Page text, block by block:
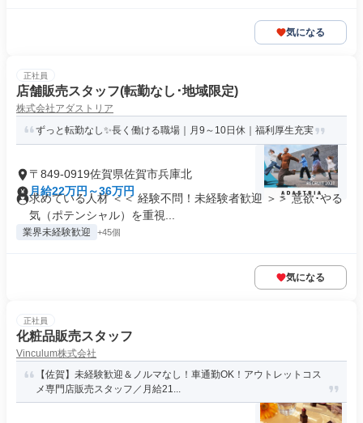
気になる
正社員
店舗販売スタッフ(転勤なし･地域限定)
株式会社アダストリア
ずっと転勤なし✨長く働ける職場｜月9～10日休｜福利厚生充実
〒849-0919佐賀県佐賀市兵庫北
月給22万円～36万円
求めている人材 ＜＜ 経験不問！未経験者歓迎 ＞＞ 意欲･やる
気（ポテンシャル）を重視...
業界未経験歓迎 +45個
気になる
正社員
化粧品販売スタッフ
Vinculum株式会社
【佐賀】未経験歓迎＆ノルマなし！車通勤OK！アウトレットコス
メ専門店販売スタッフ／月給21...